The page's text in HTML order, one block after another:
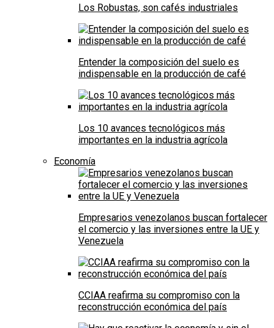
Los Robustas, son cafés industriales
Entender la composición del suelo es
indispensable en la producción de café
Los 10 avances tecnológicos más
importantes en la industria agrícola
Economía
Empresarios venezolanos buscan fortalecer
el comercio y las inversiones entre la UE y
Venezuela
CCIAA reafirma su compromiso con la
reconstrucción económica del país